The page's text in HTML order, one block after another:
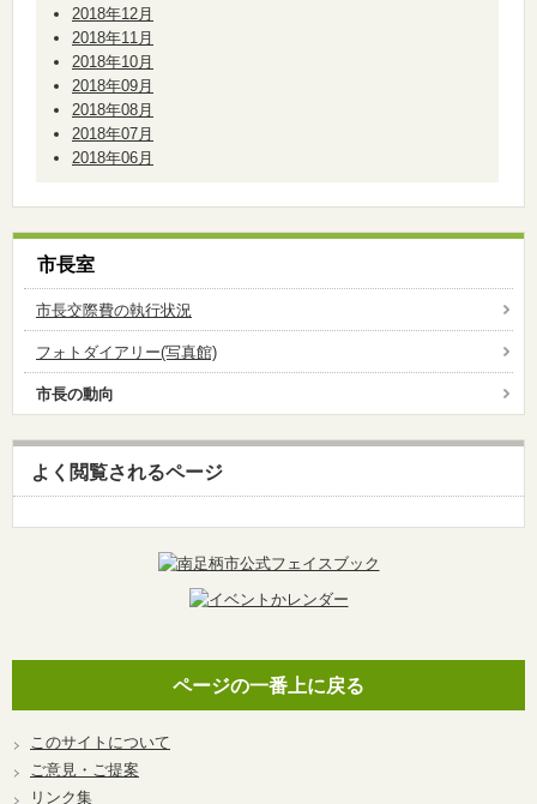
2018年12月
2018年11月
2018年10月
2018年09月
2018年08月
2018年07月
2018年06月
市長室
市長交際費の執行状況
フォトダイアリー(写真館)
市長の動向
よく閲覧されるページ
ページの一番上に戻る
このサイトについて
ご意見・ご提案
リンク集